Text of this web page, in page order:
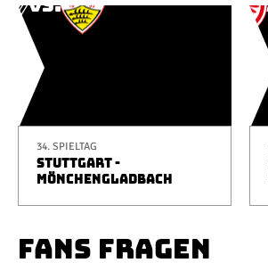
34. SPIELTAG
STUTTGART -
MÖNCHENGLADBACH
FANS FRAGEN